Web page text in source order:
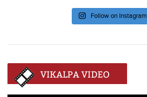
Follow on Instagram